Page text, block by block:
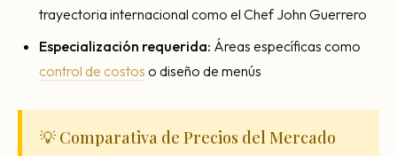
trayectoria internacional como el Chef John Guerrero
Especialización requerida: Áreas específicas como
control de costos o diseño de menús
💡 Comparativa de Precios del Mercado